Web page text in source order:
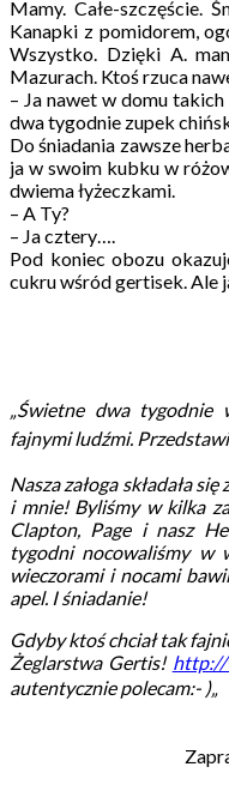
Mamy. Całe-szczęście.
Kanapki z pomidorem,
Wszystko. Dzięki A.
Mazurach. Ktoś rzuca
– Ja nawet w domu
dwa tygodnie zupek
Do śniadania zawsze
ja w swoim kubku w
dwiema łyżeczkami.
– A Ty?
– Ja cztery….
Pod koniec obozu
cukru wśród gertisek. Ale
Świetne dwa tygodnie
fajnymi ludźmi.
Nasza załoga składała
i mnie! Byliśmy w kilka
Clapton, Page i nasz
tygodni nocowaliśmy w
wieczorami i nocami
apel. I śniadanie!
Gdyby ktoś chciał tak
Żeglarstwa Gertis! http://
autentycznie polecam:- )„